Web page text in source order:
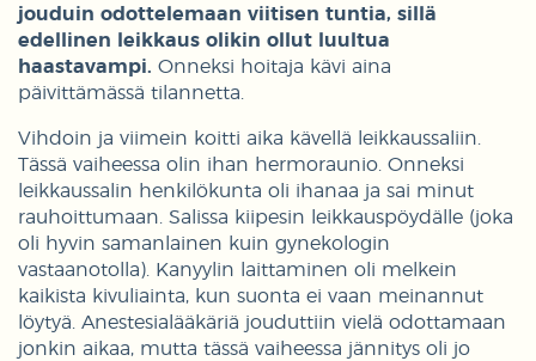
jouduin odottelemaan viitisen tuntia, sillä
edellinen leikkaus olikin ollut luultua
haastavampi. Onneksi hoitaja kävi aina
päivittämässä tilannetta.
Vihdoin ja viimein koitti aika kävellä leikkaussaliin.
Tässä vaiheessa olin ihan hermoraunio. Onneksi
leikkaussalin henkilökunta oli ihanaa ja sai minut
rauhoittumaan. Salissa kiipesin leikkauspöydälle (joka
oli hyvin samanlainen kuin gynekologin
vastaanotolla). Kanyylin laittaminen oli melkein
kaikista kivuliainta, kun suonta ei vaan meinannut
löytyä. Anestesialääkäriä jouduttiin vielä odottamaan
jonkin aikaa, mutta tässä vaiheessa jännitys oli jo